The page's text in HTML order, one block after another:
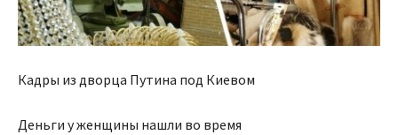
Кадры из дворца Путина под Киевом
Деньги у женщины нашли во время